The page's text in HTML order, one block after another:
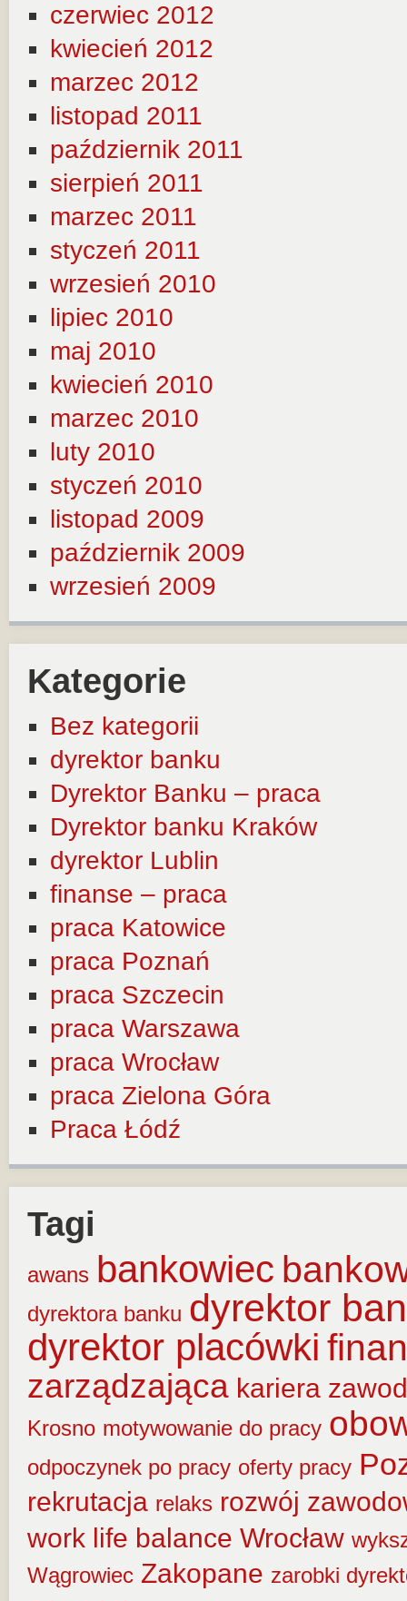
czerwiec 2012
kwiecień 2012
marzec 2012
listopad 2011
październik 2011
sierpień 2011
marzec 2011
styczeń 2011
wrzesień 2010
lipiec 2010
maj 2010
kwiecień 2010
marzec 2010
luty 2010
styczeń 2010
listopad 2009
październik 2009
wrzesień 2009
Kategorie
Bez kategorii
dyrektor banku
Dyrektor Banku – praca
Dyrektor banku Kraków
dyrektor Lublin
finanse – praca
praca Katowice
praca Poznań
praca Szczecin
praca Warszawa
praca Wrocław
praca Zielona Góra
Praca Łódź
Tagi
awans bankowiec
dyrektora banku dyrektor
dyrektor placówki
zarządzająca kariera
Krosno motywowanie do pracy
odpoczynek po pracy oferty pracy
rekrutacja relaks rozwój
work life balance Wrocław
Wągrowiec Zakopane zarobki